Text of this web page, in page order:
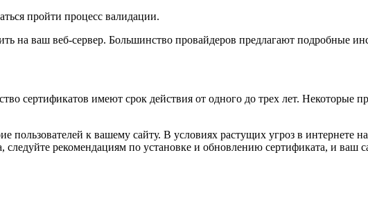
пройти процесс валидации.
на ваш веб-сервер. Большинство провайдеров предлагают подробные
сертификатов имеют срок действия от одного до трех лет. Некоторые
к вашему сайту. В условиях растущих угроз в интернете
рекомендациям по установке и обновлению сертификата, и ваш